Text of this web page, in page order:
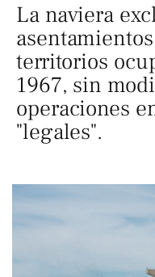
La naviera
territorios
1967, sin
operaciones
"legales".